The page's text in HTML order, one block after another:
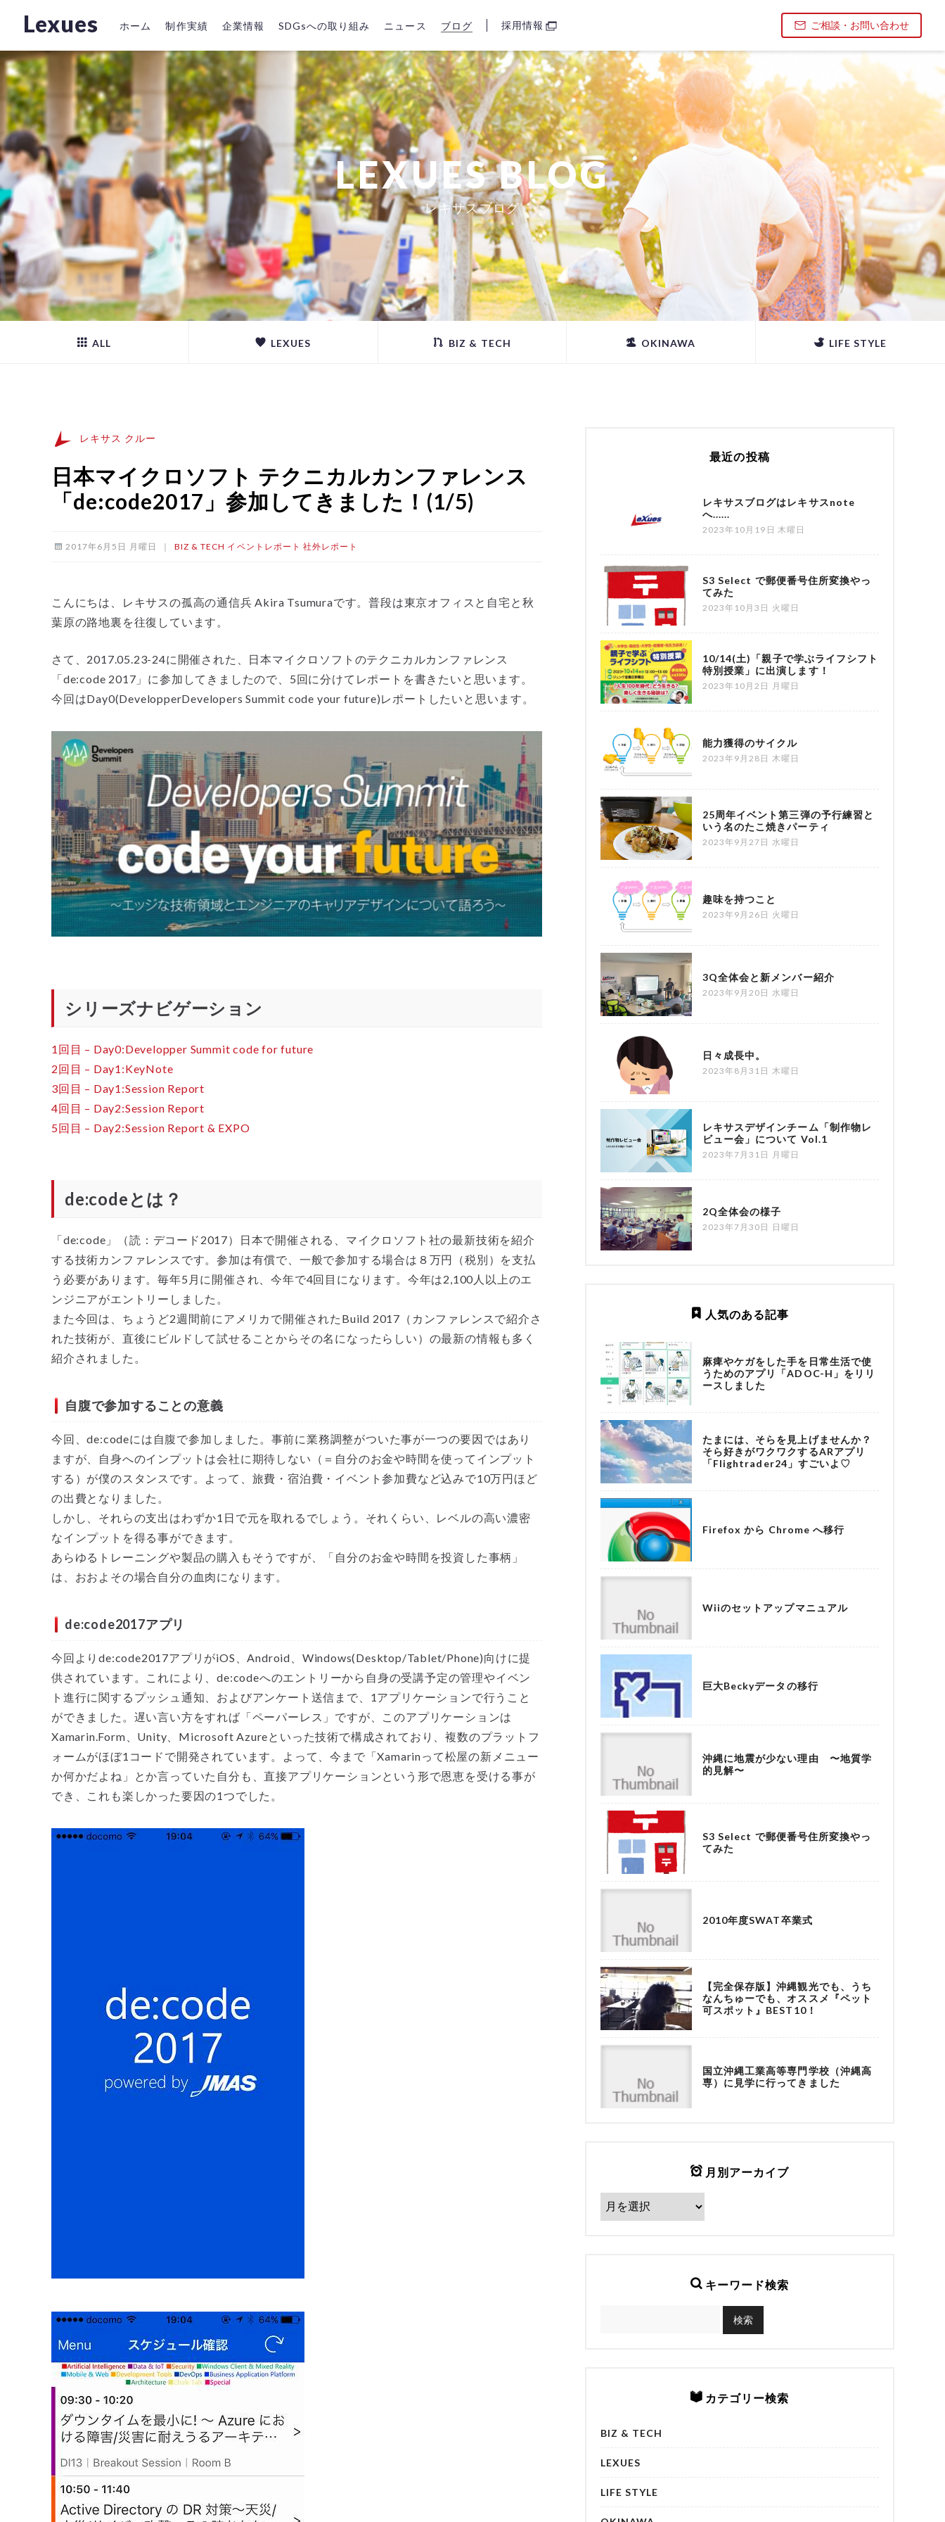
Lexues ホーム 制作実績 企業情報 SDGsへの取り組み ニュース ブログ 採用情報 ご相談・お問い合わせ
LEXUES BLOG
レキサスブログ
ALL LEXUES BIZ & TECH OKINAWA LIFE STYLE
レキサス クルー
日本マイクロソフト テクニカルカンファレンス
「de:code2017」参加してきました！(1/5)
2017年6月5日 月曜日 ｜ BIZ & TECH イベントレポート 社外レポート
こんにちは、レキサスの孤高の通信兵 Akira Tsumuraです。普段は東京オフィスと自宅と秋
葉原の路地裏を往復しています。
さて、2017.05.23-24に開催された、日本マイクロソフトのテクニカルカンファレンス
「de:code 2017」に参加してきましたので、5回に分けてレポートを書きたいと思います。
今回はDay0(DevelopperDevelopers Summit code your future)レポートしたいと思います。
シリーズナビゲーション
1回目 – Day0:Developper Summit code for future
2回目 – Day1:KeyNote
3回目 – Day1:Session Report
4回目 – Day2:Session Report
5回目 – Day2:Session Report & EXPO
de:codeとは？
「de:code」（読：デコード2017）日本で開催される、マイクロソフト社の最新技術を紹介
する技術カンファレンスです。参加は有償で、一般で参加する場合は８万円（税別）を支払
う必要があります。毎年5月に開催され、今年で4回目になります。今年は2,100人以上のエ
ンジニアがエントリーしました。
また今回は、ちょうど2週間前にアメリカで開催されたBuild 2017（カンファレンスで紹介さ
れた技術が、直後にビルドして試せることからその名になったらしい）の最新の情報も多く
紹介されました。
自腹で参加することの意義
今回、de:codeには自腹で参加しました。事前に業務調整がついた事が一つの要因ではあり
ますが、自身へのインプットは会社に期待しない（＝自分のお金や時間を使ってインプット
する）が僕のスタンスです。よって、旅費・宿泊費・イベント参加費など込みで10万円ほど
の出費となりました。
しかし、それらの支出はわずか1日で元を取れるでしょう。それくらい、レベルの高い濃密
なインプットを得る事ができます。
あらゆるトレーニングや製品の購入もそうですが、「自分のお金や時間を投資した事柄」
は、おおよその場合自分の血肉になります。
de:code2017アプリ
今回よりde:code2017アプリがiOS、Android、Windows(Desktop/Tablet/Phone)向けに提
供されています。これにより、de:codeへのエントリーから自身の受講予定の管理やイベン
ト進行に関するプッシュ通知、およびアンケート送信まで、1アプリケーションで行うこと
ができました。遅い言い方をすれば「ペーパーレス」ですが、このアプリケーションは
Xamarin.Form、Unity、Microsoft Azureといった技術で構成されており、複数のプラットフ
ォームがほぼ1コードで開発されています。よって、今まで「Xamarinって松屋の新メニュー
か何かだよね」とか言っていた自分も、直接アプリケーションという形で恩恵を受ける事が
でき、これも楽しかった要因の1つでした。
最近の投稿
レキサスブログはレキサスnote
へ......
2023年10月19日 木曜日
S3 Select で郵便番号住所変換やっ
てみた
2023年10月3日 火曜日
10/14(土)「親子で学ぶライフシフト
特別授業」に出演します！
2023年10月2日 月曜日
能力獲得のサイクル
2023年9月28日 木曜日
25周年イベント第三弾の予行練習と
いう名のたこ焼きパーティ
2023年9月27日 水曜日
趣味を持つこと
2023年9月26日 火曜日
3Q全体会と新メンバー紹介
2023年9月20日 水曜日
日々成長中。
2023年8月31日 木曜日
レキサスデザインチーム「制作物レ
ビュー会」について Vol.1
2023年7月31日 月曜日
2Q全体会の様子
2023年7月30日 日曜日
人気のある記事
麻痺やケガをした手を日常生活で使
うためのアプリ「ADOC-H」をリリ
ースしました
たまには、そらを見上げませんか？
そら好きがワクワクするARアプリ
「Flightrader24」すごいよ♡
Firefox から Chrome へ移行
Wiiのセットアップマニュアル
巨大Beckyデータの移行
沖縄に地震が少ない理由 〜地質学
的見解〜
S3 Select で郵便番号住所変換やっ
てみた
2010年度SWAT卒業式
【完全保存版】沖縄観光でも、うち
なんちゅーでも、オススメ『ペット
可スポット』BEST10！
国立沖縄工業高等専門学校（沖縄高
専）に見学に行ってきました
月別アーカイブ
キーワード検索
カテゴリー検索
BIZ & TECH
LEXUES
LIFE STYLE